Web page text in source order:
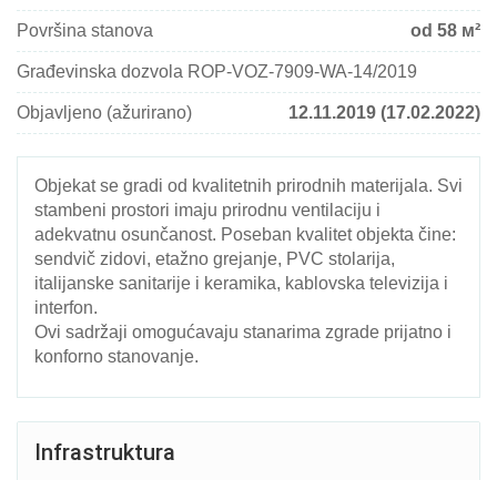
Površina stanova od 58 м²
Građevinska dozvola ROP-VOZ-7909-WA-14/2019
Objavljeno (ažurirano) 12.11.2019 (17.02.2022)
Objekat se gradi od kvalitetnih prirodnih materijala. Svi
stambeni prostori imaju prirodnu ventilaciju i
adekvatnu osunčanost. Poseban kvalitet objekta čine:
sendvič zidovi, etažno grejanje, PVC stolarija,
italijanske sanitarije i keramika, kablovska televizija i
interfon.
Ovi sadržaji omogućavaju stanarima zgrade prijatno i
konforno stanovanje.
Infrastruktura